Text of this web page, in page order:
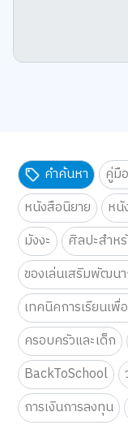
คำค้นหา คู่มื
หนังสือนิยาย
หนั
มังงะ
ศิลปะสำห
ของเล่นเสริมพัฒน
เทคนิคการเรียนเ
ครอบครัวและเด็ก
BackToSchool
การเงินการลงทุน